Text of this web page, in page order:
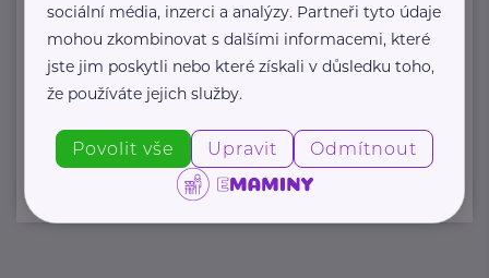
info@hartmanndirect.cz
Zobrazit přehled společností
sociální média, inzerci a analýzy. Partneři tyto údaje
mohou zkombinovat s dalšími informacemi, které
jste jim poskytli nebo které získali v důsledku toho,
že používáte jejich služby.
Povolit vše Upravit Odmítnout